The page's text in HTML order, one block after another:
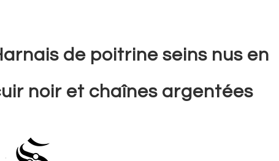
de poitrine seins nus en
noir et chaînes argentées